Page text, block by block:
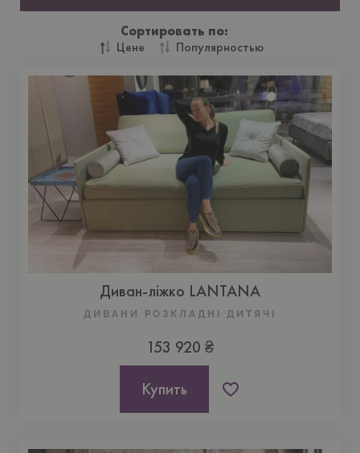
Сортировать по:
Цене
Популярностью
Диван-ліжко LANTANA
ДИВАНИ РОЗКЛАДНІ ДИТЯЧІ
153 920 ₴
Купить